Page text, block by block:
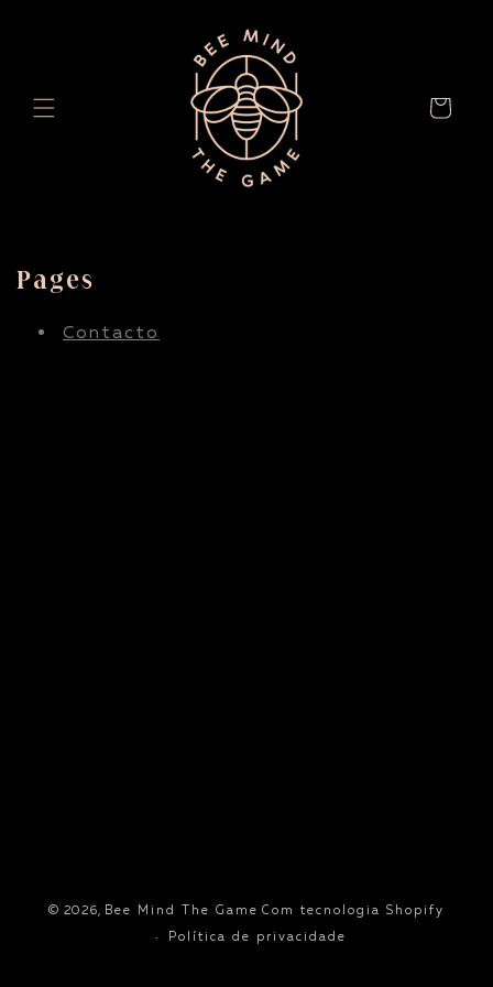
Carrinho
Pages
Contacto
© 2026, Bee Mind The Game Com tecnologia Shopify
Política de privacidade